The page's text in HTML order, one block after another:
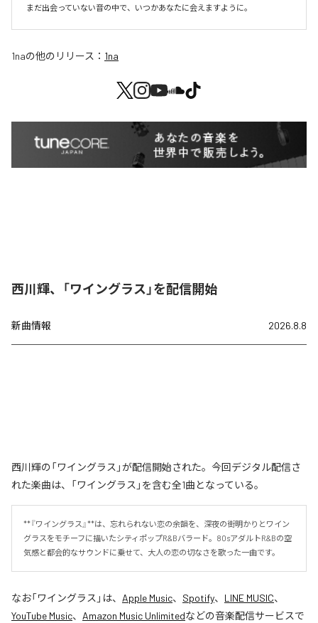
まだ出会っていない音の中で、いつかあなたに会えますように。
1naの他のリリース： 1na
西川輝、「ワイングラス」を配信開始
新曲情報 2026.8.8
西川輝の「ワイングラス」が配信開始された。今回デジタル配信さ
れた楽曲は、「ワイングラス」を含む全1曲となっている。
**『ワイングラス』**は、忘れられない恋の余韻を、深夜の街明かりとワイン
グラスをモチーフに描いたシティポップR&Bバラード。80sアダルトR&Bの空
気感と都会的なサウンドに乗せて、大人の恋の切なさを歌った一曲です。
なお「ワイングラス 」は、 Apple Music、 Spotify、 LINE MUSIC、
YouTube Music、 Amazon Music Unlimitedなどの音楽配信サービスで